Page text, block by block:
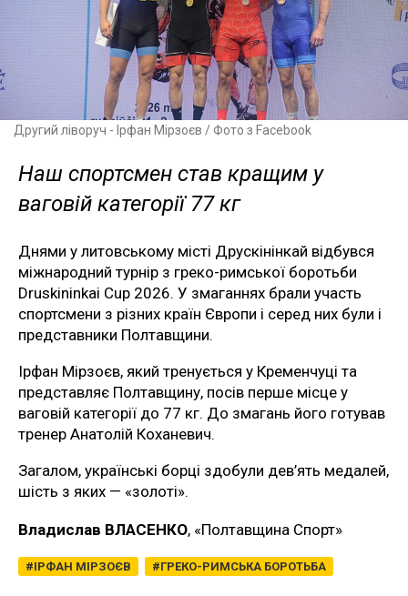
Другий ліворуч - Ірфан Мірзоєв / Фото з Facebook
Наш спортсмен став кращим у
ваговій категорії 77 кг
Днями у литовському місті Друскінінкай відбувся
міжнародний турнір з греко-римської боротьби
Druskininkai Cup 2026. У змаганнях брали участь
спортсмени з різних країн Європи і серед них були і
представники Полтавщини.
Ірфан Мірзоєв, який тренується у Кременчуці та
представляє Полтавщину, посів перше місце у
ваговій категорії до 77 кг. До змагань його готував
тренер Анатолій Коханевич.
Загалом, українські борці здобули дев’ять медалей,
шість з яких — «золоті».
Владислав ВЛАСЕНКО, «Полтавщина Спорт»
ІРФАН МІРЗОЄВ ГРЕКО-РИМСЬКА БОРОТЬБА